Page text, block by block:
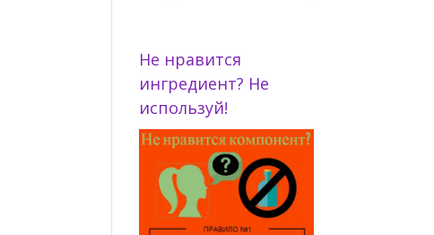
Не нравится
ингредиент? Не
используй!